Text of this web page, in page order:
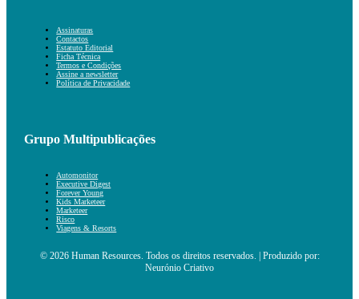
Assinaturas
Contactos
Estatuto Editorial
Ficha Técnica
Termos e Condições
Assine a newsletter
Política de Privacidade
Grupo Multipublicações
Automonitor
Executive Digest
Forever Young
Kids Marketeer
Marketeer
Risco
Viagens & Resorts
© 2026 Human Resources. Todos os direitos reservados. | Produzido por:
Neurónio Criativo